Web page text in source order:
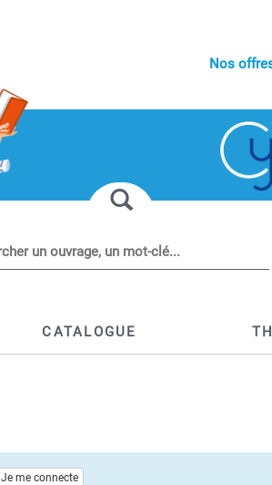
Nos
CATALOGUE
Je me connecte